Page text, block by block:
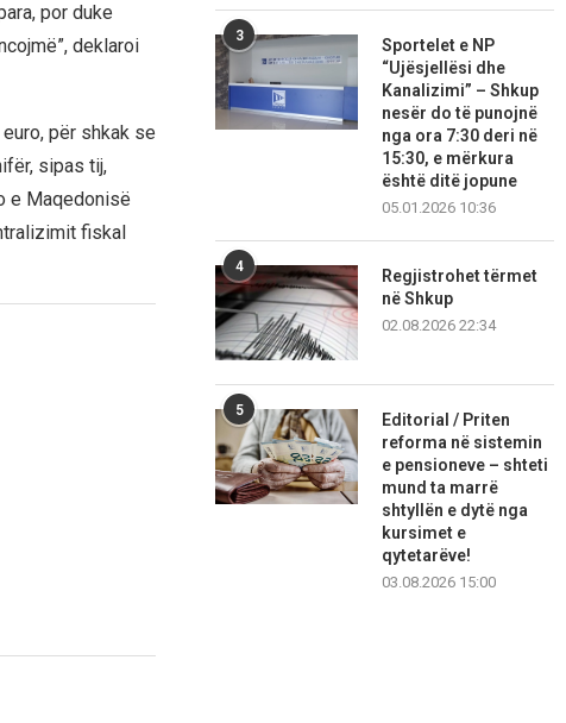
por duke
deklaroi
për shkak se
sipas tij,
e Maqedonisë
fiskal
3
Sportelet e NP
“Ujësjellësi dhe
Kanalizimi” – Shkup
nesër do të punojnë
nga ora 7:30 deri në
15:30, e mërkura
është ditë jopune
05.01.2026 10:36
4
Regjistrohet tërmet
në Shkup
02.08.2026 22:34
5
Editorial / Priten
reforma në sistemin
e pensioneve – shteti
mund ta marrë
shtyllën e dytë nga
kursimet e
qytetarëve!
03.08.2026 15:00